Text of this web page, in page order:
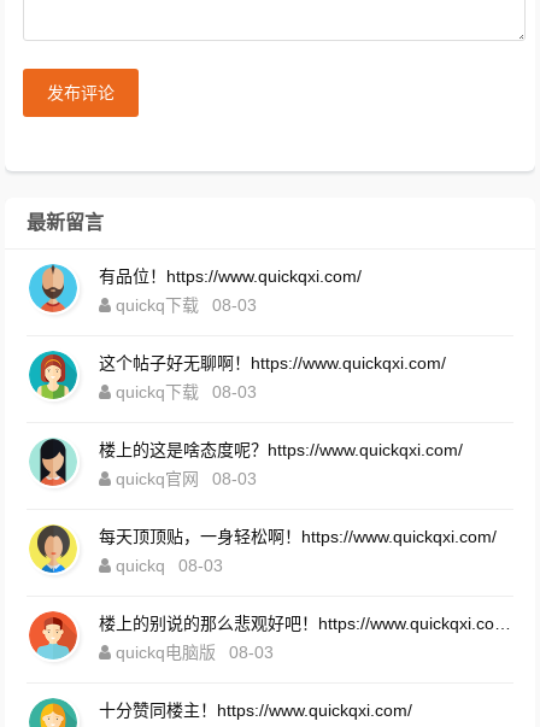
发布评论
最新留言
有品位！https://www.quickqxi.com/
quickq下载
08-03
这个帖子好无聊啊！https://www.quickqxi.com/
quickq下载
08-03
楼上的这是啥态度呢？https://www.quickqxi.com/
quickq官网
08-03
每天顶顶贴，一身轻松啊！https://www.quickqxi.com/
quickq
08-03
quickq电脑版
08-03
十分赞同楼主！https://www.quickqxi.com/